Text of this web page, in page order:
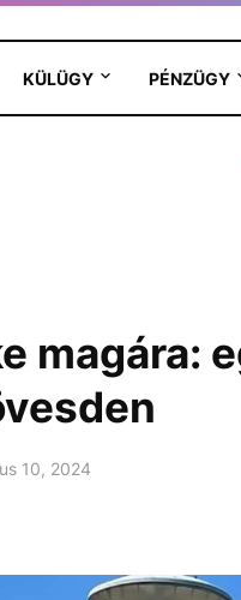
KÜLÜGY PÉNZÜGY
magára:
10, 2024